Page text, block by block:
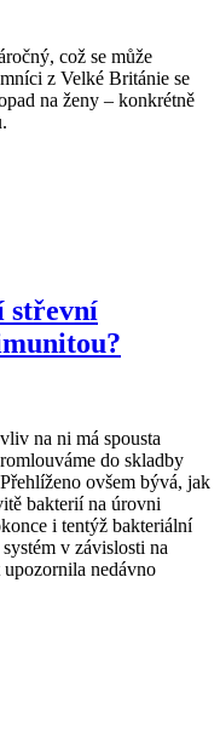
což se může
z Velké Británie se
na ženy –⁠ konkrétně
střevní
na ni má spousta
do skladby
ovšem bývá, jak
bakterií na úrovni
i tentýž bakteriální
v závislosti na
nedávno